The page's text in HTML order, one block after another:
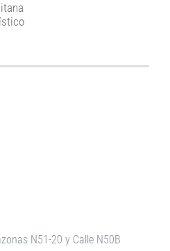
N51-20 y Calle N50B